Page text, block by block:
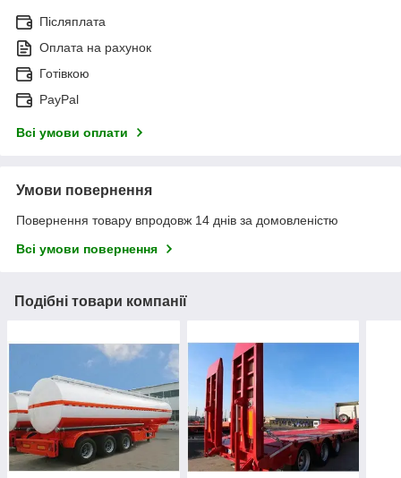
Післяплата
Оплата на рахунок
Готівкою
PayPal
Всі умови оплати
Умови повернення
Повернення товару впродовж 14 днів за домовленістю
Всі умови повернення
Подібні товари компанії